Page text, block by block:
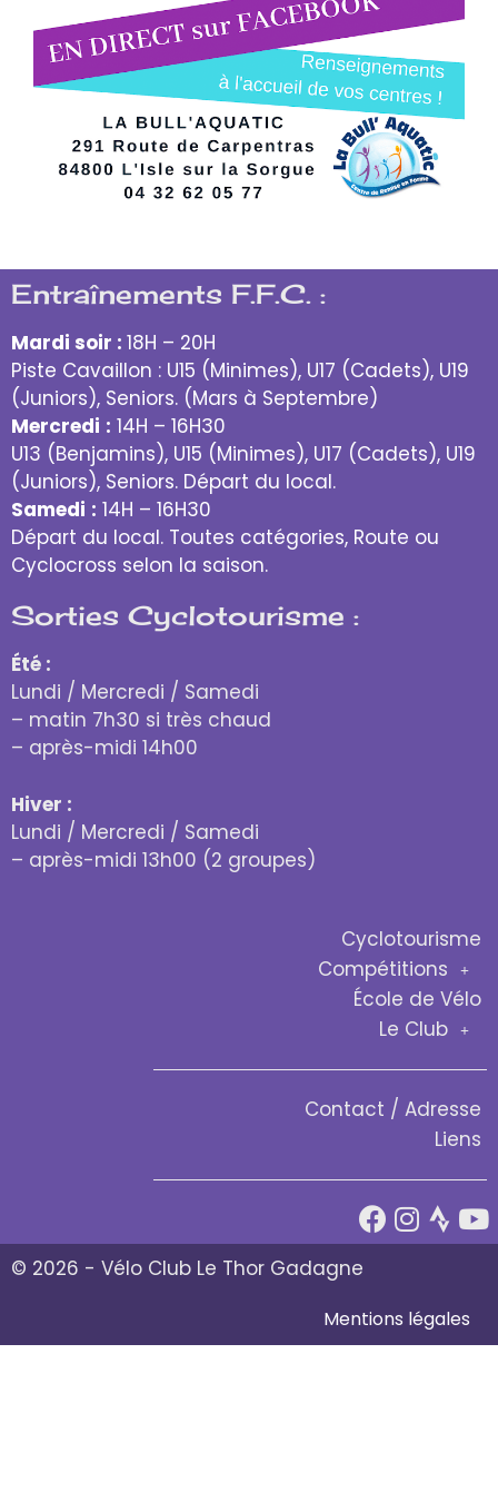
Entraînements F.F.C. :
Mardi soir : 18H – 20H
Piste Cavaillon : U15 (Minimes), U17 (Cadets), U19
(Juniors), Seniors. (Mars à Septembre)
Mercredi : 14H – 16H30
U13 (Benjamins), U15 (Minimes), U17 (Cadets), U19
(Juniors), Seniors. Départ du local.
Samedi : 14H – 16H30
Départ du local. Toutes catégories, Route ou
Cyclocross selon la saison.
Sorties Cyclotourisme :
Été :
Lundi / Mercredi / Samedi
– matin 7h30 si très chaud
– après-midi 14h00
Hiver :
Lundi / Mercredi / Samedi
– après-midi 13h00 (2 groupes)
Cyclotourisme
Compétitions
École de Vélo
Le Club
Contact / Adresse
Liens
© 2026 - Vélo Club Le Thor Gadagne
Mentions légales